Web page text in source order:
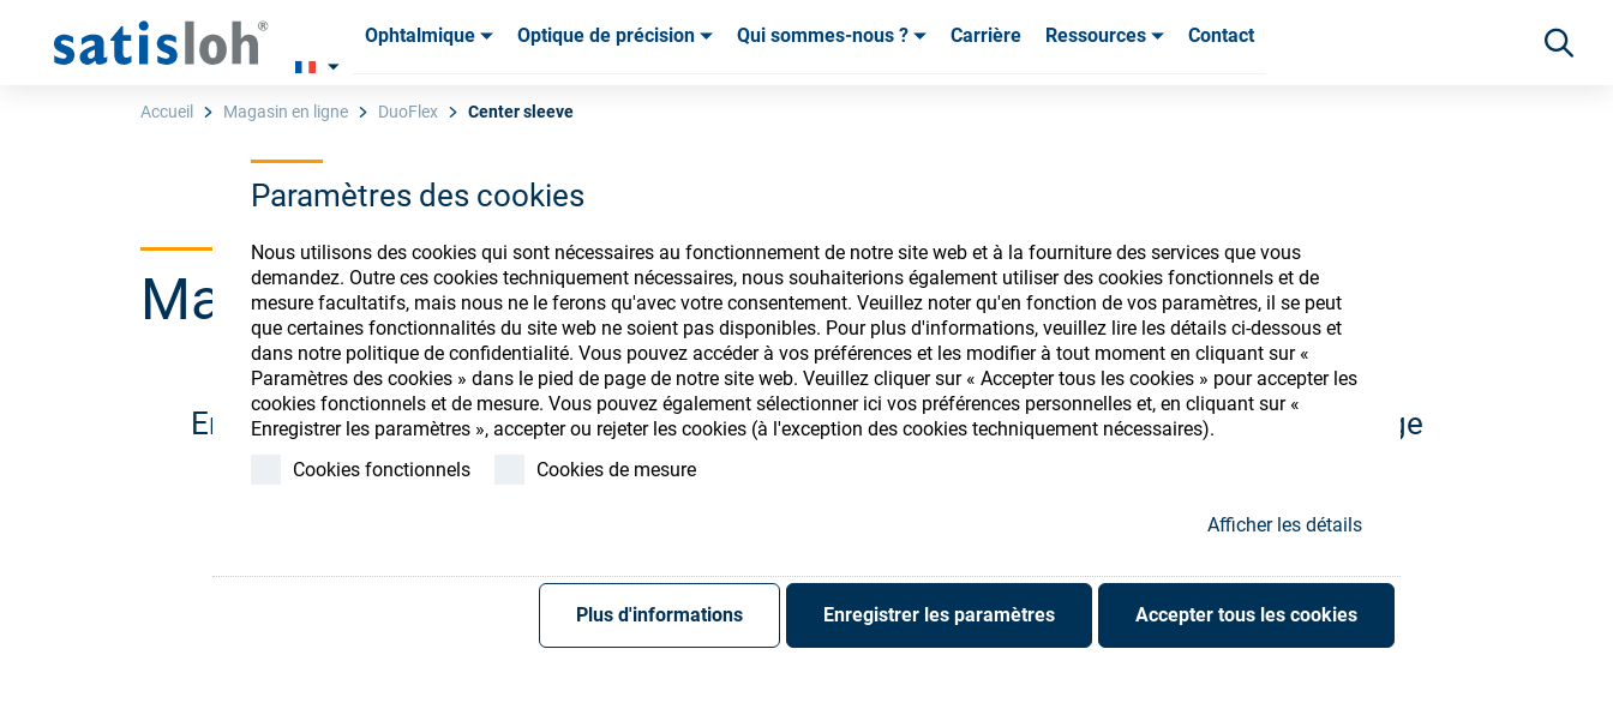
Paramètres des cookies
Nous utilisons des cookies qui sont nécessaires au fonctionnement de notre site web et à la fourniture des services que vous
demandez. Outre ces cookies techniquement nécessaires, nous souhaiterions également utiliser des cookies fonctionnels et de
mesure facultatifs, mais nous ne le ferons qu'avec votre consentement. Veuillez noter qu'en fonction de vos paramètres, il se peut
que certaines fonctionnalités du site web ne soient pas disponibles. Pour plus d'informations, veuillez lire les détails ci-dessous et
dans notre politique de confidentialité. Vous pouvez accéder à vos préférences et les modifier à tout moment en cliquant sur «
Paramètres des cookies » dans le pied de page de notre site web. Veuillez cliquer sur « Accepter tous les cookies » pour accepter les
cookies fonctionnels et de mesure. Vous pouvez également sélectionner ici vos préférences personnelles et, en cliquant sur «
Enregistrer les paramètres », accepter ou rejeter les cookies (à l'exception des cookies techniquement nécessaires).
Cookies fonctionnels
Cookies de mesure
Afficher les détails
Plus d'informations Enregistrer les paramètres Accepter tous les cookies
Ophtalmique Optique de précision Qui sommes-nous ? Carrière Ressources Contact
Ophtalmique
Accueil Magasin en ligne DuoFlex Center sleeve
Magasin de consommables ophtalmiques
Enregistrez-vous ou connectez-vous pour accéder à vos comptes et découvrir notre large
gamme de consommables ophtalmiques